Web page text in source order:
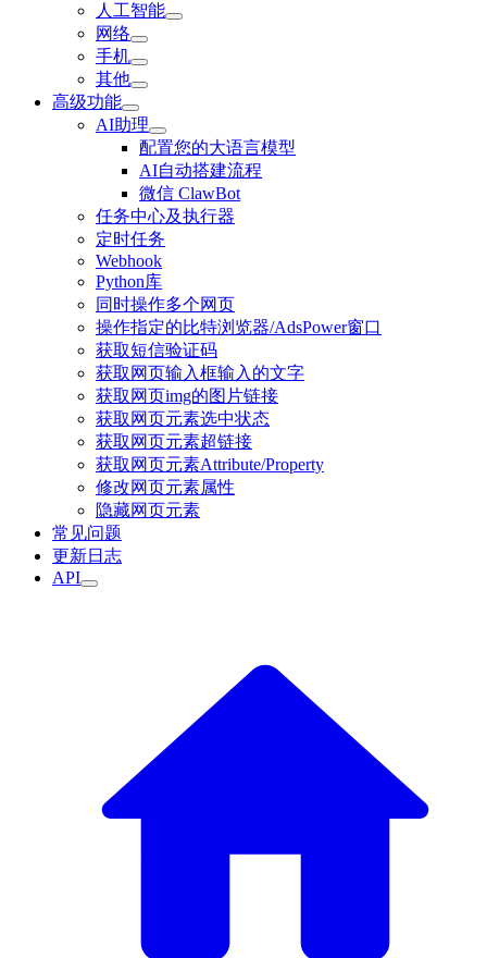
人工智能
网络
手机
其他
高级功能
AI助理
配置您的大语言模型
AI自动搭建流程
微信 ClawBot
任务中心及执行器
定时任务
Webhook
Python库
同时操作多个网页
操作指定的比特浏览器/AdsPower窗口
获取短信验证码
获取网页输入框输入的文字
获取网页img的图片链接
获取网页元素选中状态
获取网页元素超链接
获取网页元素Attribute/Property
修改网页元素属性
隐藏网页元素
常见问题
更新日志
API